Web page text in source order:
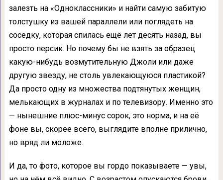
залезть на «Одноклассники» и найти самую забитую
толстушку из вашей параллели или поглядеть на
соседку, которая спилась ещё лет десять назад, вы
просто персик. Но почему бы не взять за образец
какую-нибудь возмутительную Джоли или даже
другую звезду, не столь увлекающуюся пластикой?
Да просто одну из множества подтянутых женщин,
мелькающих в журналах и по телевизору. Именно это
— нынешние плюс-минус сорок, это норма, и на её
фоне вы, скорее всего, выглядите вполне прилично,
но вряд ли моложе.
И да, то фото, которое вы гордо показываете — увы,